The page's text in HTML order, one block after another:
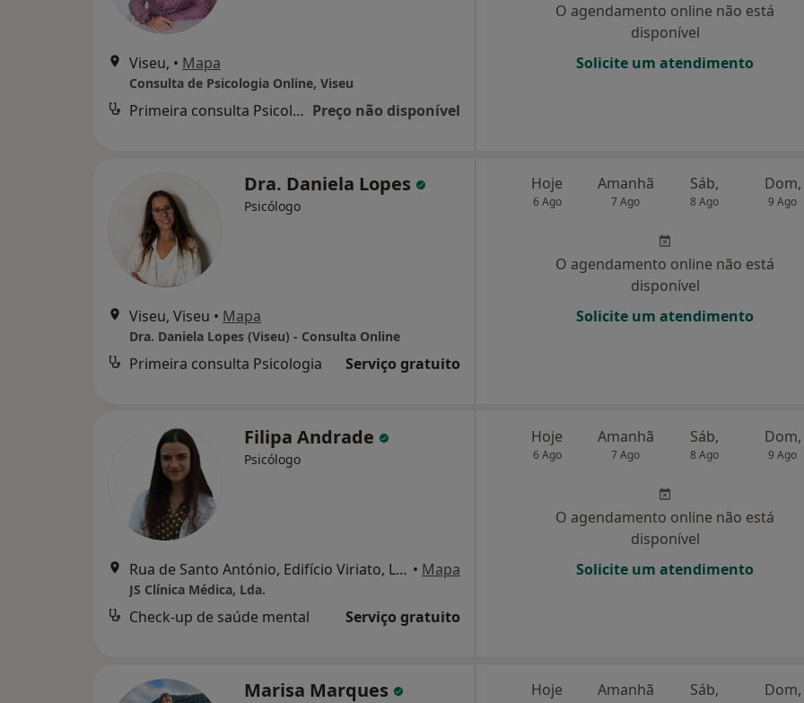
Viseu, • Mapa
Consulta de Psicologia Online, Viseu
Primeira consulta Psicologia Preço não disponível
O agendamento online não está
disponível
Solicite um atendimento
Dra. Daniela Lopes
Psicólogo
Viseu, Viseu • Mapa
Dra. Daniela Lopes (Viseu) - Consulta Online
Primeira consulta Psicologia Serviço gratuito
Hoje
6 Ago
Amanhã
7 Ago
Sáb,
8 Ago
Dom,
9 Ago
O agendamento online não está
disponível
Solicite um atendimento
Filipa Andrade
Psicólogo
Rua de Santo António, Edifício Viriato, Lt. 48, R/C Esquerdo, Viseu • Mapa
JS Clínica Médica, Lda.
Check-up de saúde mental Serviço gratuito
Hoje
6 Ago
Amanhã
7 Ago
Sáb,
8 Ago
Dom,
9 Ago
O agendamento online não está
disponível
Solicite um atendimento
Marisa Marques Hoje Amanhã Sáb, Dom,